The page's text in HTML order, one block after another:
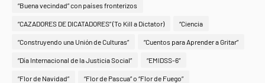
“Buena vecindad” con países fronterizos
“CAZADORES DE DICATADORES” (To Kill a Dictator) “Ciencia
“Construyendo una Unión de Culturas” “Cuentos para Aprender a Gritar”
“Día Internacional de la Justicia Social” “EMIDSS-6”
“Flor de Navidad” “Flor de Pascua” o “Flor de Fuego”